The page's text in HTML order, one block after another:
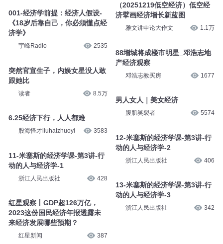
001-经济学前提：经济人假设-
《18岁后靠自己，你必须懂点经
济学》
宇峰Radio 2535
突然官宣生子，内娱女星没人敢
跟她比
读者 8.5万
6.25经济下行，人人都难
股海怪才liuhaizhuoyi 3583
11-米塞斯的经济学课-第3讲-行
动的人与经济学-1
浙江人民出版社 428
红星观察丨GDP超126万亿，
2023这份国民经济年报透露未
来经济发展哪些预期？
红星新闻 387
（20251219低空经济）低空经
济擘画经济增长新蓝图
雅文讲申论大作文 1.1万
88增城将成楼市明星_邓浩志地
产经济观察
邓浩志教买房 1677
男人女人｜美女经济
腹肌笑裂者 5574
12-米塞斯的经济学课-第3讲-行
动的人与经济学-2
浙江人民出版社 406
13-米塞斯的经济学课-第3讲-行
动的人与经济学-3
浙江人民出版社 342